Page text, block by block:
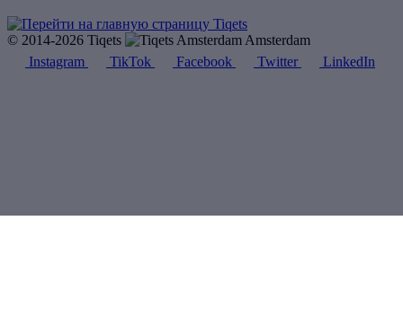
© 2014-2026 Tiqets
Amsterdam
Instagram
TikTok Facebook Twitter LinkedIn